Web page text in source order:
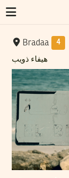
Bradaa 4
هيفاء ذويب